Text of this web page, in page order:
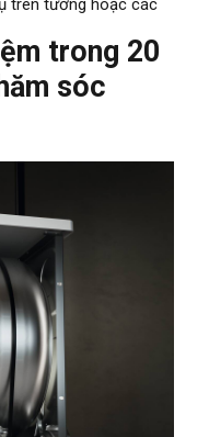
trên tường hoặc các
trong 20
sóc